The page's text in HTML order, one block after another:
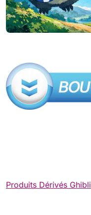
Produits Dérivés Ghibli